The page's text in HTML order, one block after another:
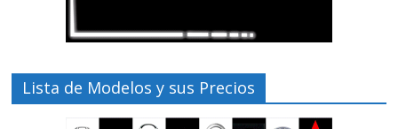
Lista de Modelos y sus Precios